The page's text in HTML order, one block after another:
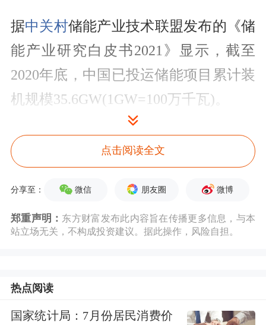
据中关村储能产业技术联盟发布的《储
能产业研究白皮书2021》显示，截至
2020年底，中国已投运储能项目累计装
机规模35.6GW(1GW=100万千瓦)。
对此，光大证券预测，2025年我国储能
投资市场空间约0.45万亿元，2030年约
1.3万亿元，2060年或达5万亿元。储能
术，作为未来推动新能源产业发展的前
瞻性技术，储能产业在新能源并网、电
点击阅读全文
分享至： 微信 朋友圈 微博
郑重声明： 东方财富发布此内容旨在传播更多信息，与本
站立场无关，不构成投资建议。据此操作，风险自担。
热点阅读
国家统计局：7月份居民消费价